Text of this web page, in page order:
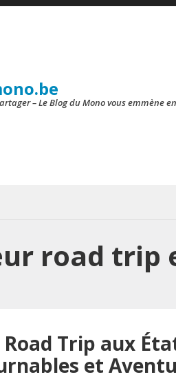
– Le Blog du Mono vous emmène
road trip
Trip aux
et